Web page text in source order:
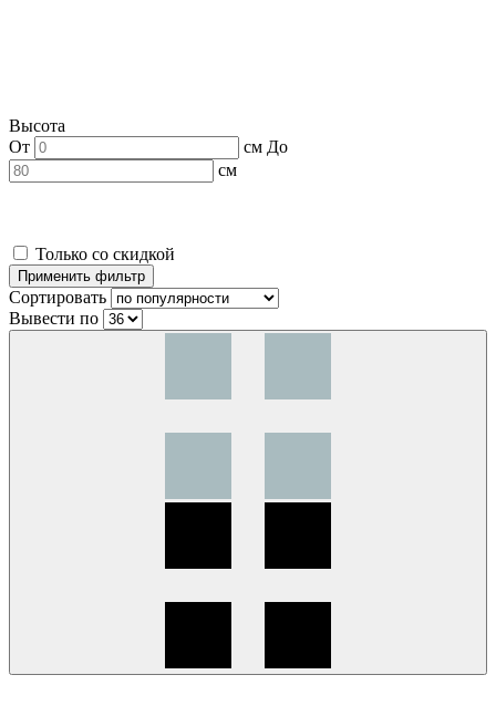
Высота
От
см До
см
Только со скидкой
Сортировать
Вывести по